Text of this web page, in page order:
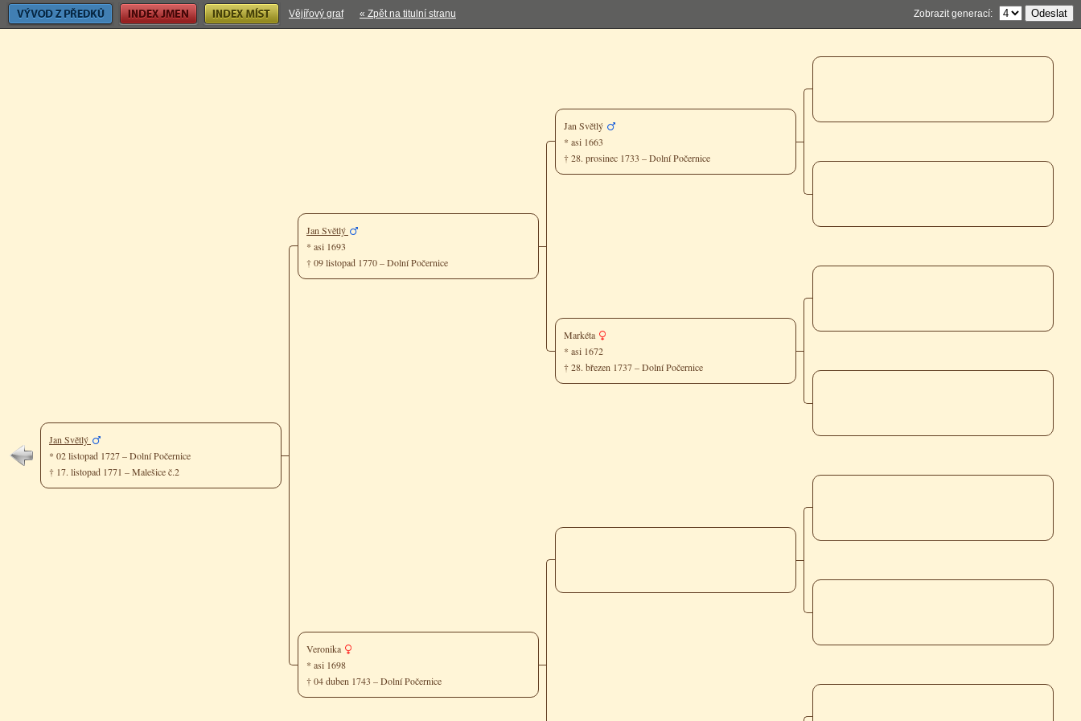
Vývod z předků Index jmen Index míst Vějířový graf « Zpět na titulní stranu Zobrazit generací:
Jan Světlý
* 02 listopad 1727 – Dolní Počernice
† 17. listopad 1771 – Malešice č.2
Jan Světlý
* asi 1693
† 09 listopad 1770 – Dolní Počernice
Veronika
* asi 1698
† 04 duben 1743 – Dolní Počernice
Jan Světlý
* asi 1663
† 28. prosinec 1733 – Dolní Počernice
Markéta
* asi 1672
† 28. březen 1737 – Dolní Počernice